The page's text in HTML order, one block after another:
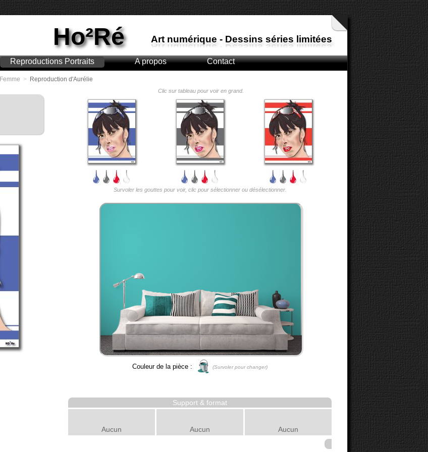
Ho²Ré Art numérique - Dessins séries limitées
Reproductions Portraits A propos Contact
Femme > Reproduction d'Aurélie
Clic sur tableau pour voir en grand.
Survoler les gouttes pour voir, clic pour sélectionner ou désélectionner.
Couleur de la pièce : (Survoler pour changer)
Support & format
Aucun Aucun Aucun